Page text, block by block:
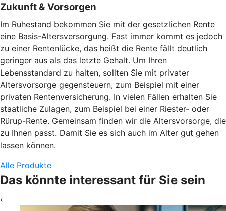
Zukunft & Vorsorgen
Im Ruhestand bekommen Sie mit der gesetzlichen Rente
eine Basis-Altersversorgung. Fast immer kommt es jedoch
zu einer Rentenlücke, das heißt die Rente fällt deutlich
geringer aus als das letzte Gehalt. Um Ihren
Lebensstandard zu halten, sollten Sie mit privater
Altersvorsorge gegensteuern, zum Beispiel mit einer
privaten Rentenversicherung. In vielen Fällen erhalten Sie
staatliche Zulagen, zum Beispiel bei einer Riester- oder
Rürup-Rente. Gemeinsam finden wir die Altersvorsorge, die
zu Ihnen passt. Damit Sie es sich auch im Alter gut gehen
lassen können.
Alle Produkte
Das könnte interessant für Sie sein
‹